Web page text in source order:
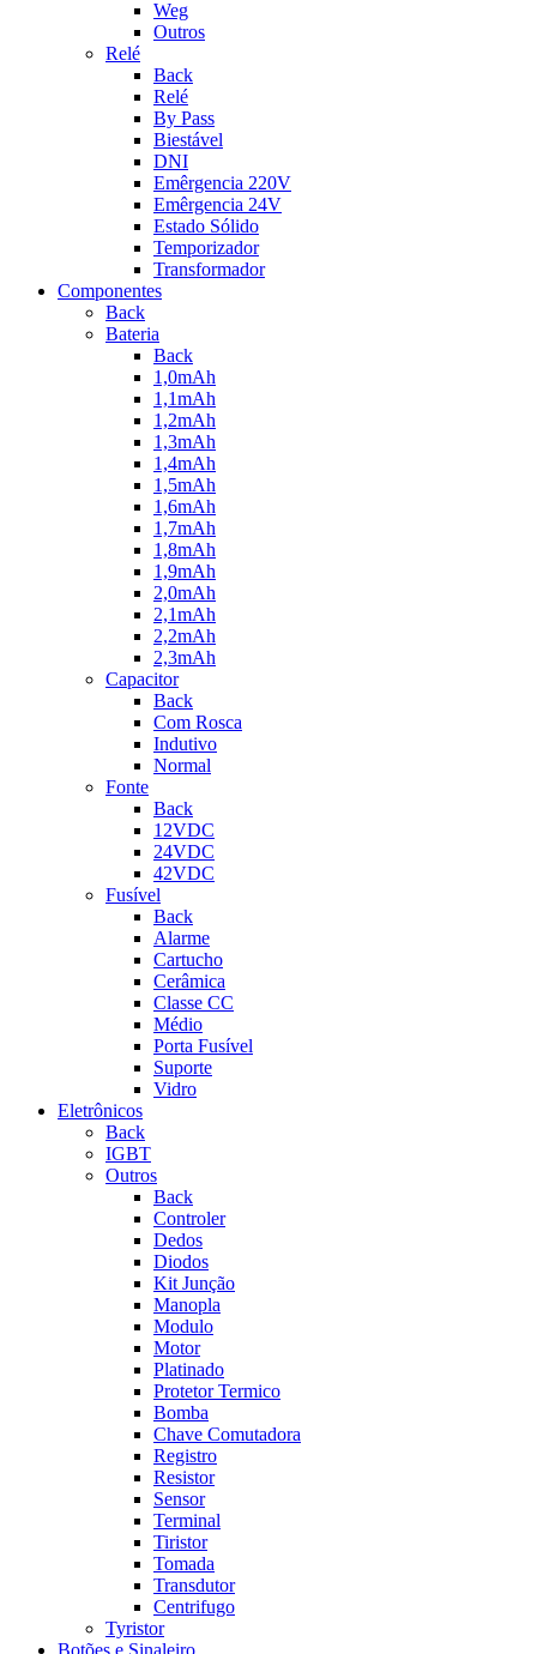
Weg
Outros
Relé
Back
Relé
By Pass
Biestável
DNI
Emêrgencia 220V
Emêrgencia 24V
Estado Sólido
Temporizador
Transformador
Componentes
Back
Bateria
Back
1,0mAh
1,1mAh
1,2mAh
1,3mAh
1,4mAh
1,5mAh
1,6mAh
1,7mAh
1,8mAh
1,9mAh
2,0mAh
2,1mAh
2,2mAh
2,3mAh
Capacitor
Back
Com Rosca
Indutivo
Normal
Fonte
Back
12VDC
24VDC
42VDC
Fusível
Back
Alarme
Cartucho
Cerâmica
Classe CC
Médio
Porta Fusível
Suporte
Vidro
Eletrônicos
Back
IGBT
Outros
Back
Controler
Dedos
Diodos
Kit Junção
Manopla
Modulo
Motor
Platinado
Protetor Termico
Bomba
Chave Comutadora
Registro
Resistor
Sensor
Terminal
Tiristor
Tomada
Transdutor
Centrifugo
Tyristor
Botões e Sinaleiro